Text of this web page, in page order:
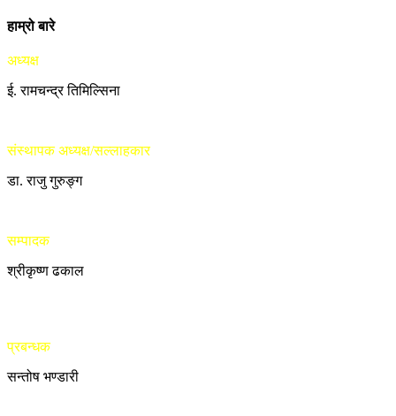
हाम्रो बारे
अध्यक्ष
ई. रामचन्द्र तिमिल्सिना
संस्थापक अध्यक्ष/सल्लाहकार
डा. राजु गुरुङ्ग
सम्पादक
श्रीकृष्ण ढकाल
प्रबन्धक
सन्तोष भण्डारी